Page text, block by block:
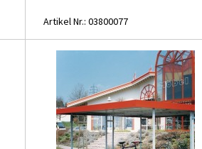
Artikel Nr.: 03800077